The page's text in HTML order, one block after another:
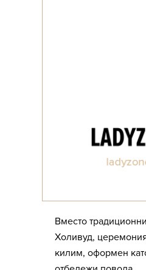
Вместо
Холивуд,
килим, оформен